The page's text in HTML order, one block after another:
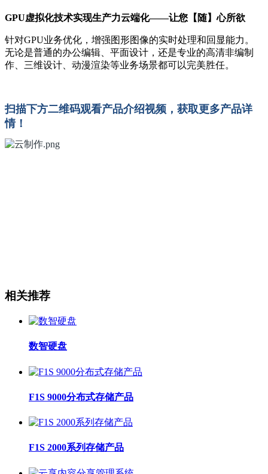
GPU虚拟化技术实现生产力云端化——让您【随】心所欲
针对GPU业务优化，增强图形图像的实时处理和回显能力。
无论是普通的办公编辑、平面设计，还是专业的高清非编制
作、三维设计、动漫渲染等业务场景都可以完美胜任。
扫描下方二维码观看产品介绍视频，获取更多产品详
情！
相关推荐
数智硬盘
F1S 9000分布式存储产品
F1S 2000系列存储产品